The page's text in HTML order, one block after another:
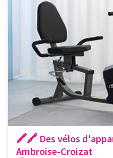
🖍🖍 Des vélos
Ambroise-Croizat